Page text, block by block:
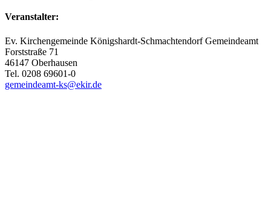
Veranstalter:
Ev. Kirchengemeinde Königshardt-Schmachtendorf Gemeindeamt
Forststraße 71
46147 Oberhausen
Tel. 0208 69601-0
gemeindeamt-ks@ekir.de